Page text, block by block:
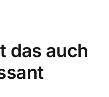
das auch